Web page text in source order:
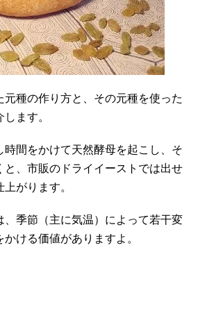
元種の作り方と、その元種を使った
ます。
時間をかけて天然酵母を起こし、そ
と、市販のドライイーストでは出せ
がります。
、季節（主に気温）によって若干変
ける価値がありますよ。